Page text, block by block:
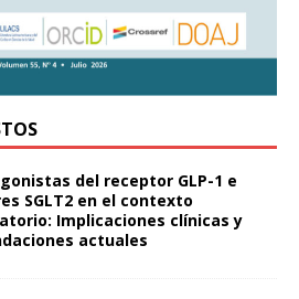
del receptor GLP-1 e
SGLT2 en el contexto
Implicaciones clínicas y
actuales